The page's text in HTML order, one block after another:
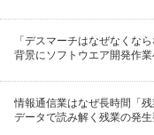
「デスマーチはなぜなくなら
背景にソフトウエア開発作
情報通信業はなぜ長時間「
データで読み解く残業の発生